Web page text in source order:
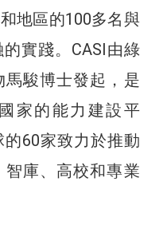
地區的100多名與
實踐。CASI由綠
駿博士發起，是
家的能力建設平
60家致力於推動
庫、高校和專業